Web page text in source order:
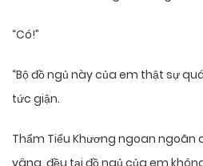
“Có!”
“Bộ đồ ngủ này của em thật sự
tức giận.
Thẩm Tiểu Khương ngoan ngoãn